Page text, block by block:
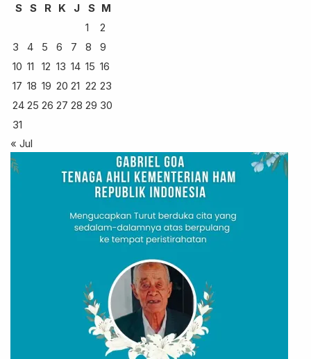
S
S R K J S M
1
2
3
4 5 6 7 8
9
10 11 12 13 14 15 16
17 18 19 20 21 22 23
24 25 26 27 28 29 30
31
« Jul